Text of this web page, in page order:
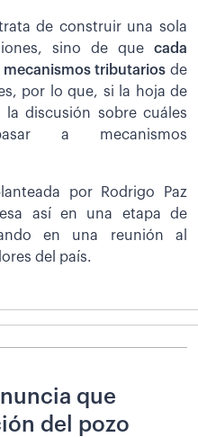
de construir una sola
sino de que cada
tributarios de
por lo que, si la hoja de
discusión sobre cuáles
a mecanismos
por Rodrigo Paz
así en una etapa de
en una reunión al
del país.
que
del pozo